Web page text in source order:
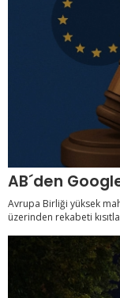
AB´den
Avrupa Birliği yüksek
üzerinden rekabeti